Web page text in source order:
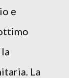
e
La